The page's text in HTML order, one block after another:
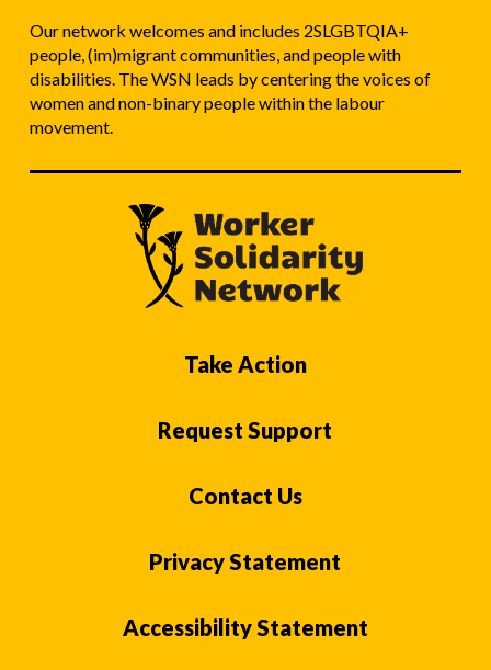
Our network welcomes and includes 2SLGBTQIA+
people, (im)migrant communities, and people with
disabilities. The WSN leads by centering the voices of
women and non-binary people within the labour
movement.
Take Action
Request Support
Contact Us
Privacy Statement
Accessibility Statement